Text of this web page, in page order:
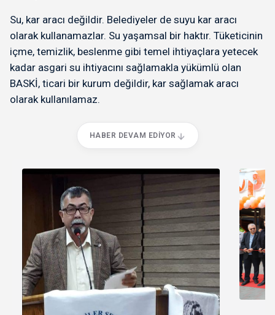
Su, kar aracı değildir. Belediyeler de suyu kar aracı
olarak kullanamazlar. Su yaşamsal bir haktır. Tüketicinin
içme, temizlik, beslenme gibi temel ihtiyaçlara yetecek
kadar asgari su ihtiyacını sağlamakla yükümlü olan
BASKİ, ticari bir kurum değildir, kar sağlamak aracı
olarak kullanılamaz.
HABER DEVAM EDIYOR